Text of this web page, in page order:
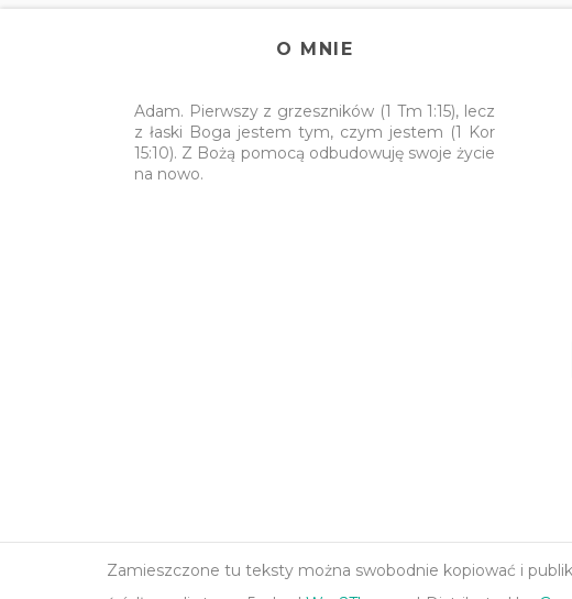
O MNIE
Adam. Pierwszy z grzeszników (1 Tm 1:15), lecz
z łaski Boga jestem tym, czym jestem (1 Kor
15:10). Z Bożą pomocą odbudowuję swoje życie
na nowo.
Zamieszczone tu teksty można swobodnie kopiować i